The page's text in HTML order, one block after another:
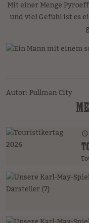
Mit einer Menge
und viel Gefühl ist es
Autor: Pullman City